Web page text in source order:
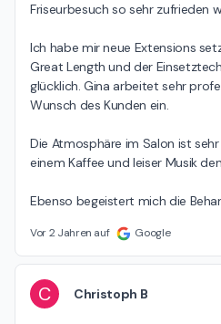
Friseurbesuch so sehr zufrieden
Ich habe mir neue Extensions
Great Length und der
glücklich. Gina arbeitet sehr
Wunsch des Kunden ein.
Die Atmosphäre im Salon ist
einem Kaffee und leiser Musik
Ebenso begeistert mich die
Vor 2 Jahren auf Google
C Christoph B